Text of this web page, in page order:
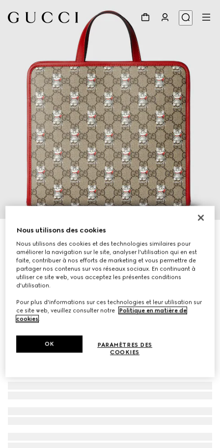
Cabas pour enfant à imprimé GG
CHF 700
Déclinaisons beige et marron foncé
Nous utilisons des cookies
Nous utilisons des cookies et des technologies similaires pour
améliorer la navigation sur le site, analyser l'utilisation qui en est
faite, contribuer à nos efforts de marketing et vous permettre de
partager nos contenus sur vos réseaux sociaux. En continuant à
utiliser ce site web, vous acceptez les présentes conditions
d'utilisation.
Pour plus d'informations sur ces technologies et leur utilisation sur
ce site web, veuillez consulter notre
Politique en matière de
cookies.
PARAMÈTRES DES
COOKIES
OK